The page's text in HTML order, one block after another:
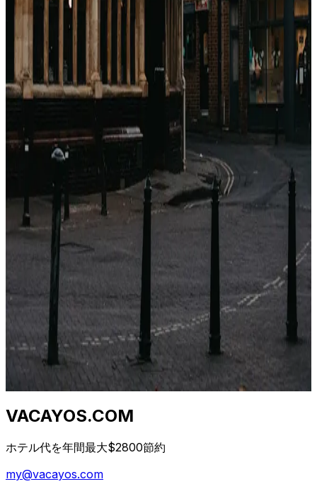
Come guadagnano le OTA con gli hotel?
(Breakdown completo delle commissioni)
Booking.com, Expedia, Agoda — sembrano motori di
sconti. Sono motori di commissioni. Ecco esattamente
quanto prendono, a chi e perché.
Perché i prezzi degli hotel sono diversi su ogni
sito? (Non è casuale)
Stesso hotel, stesse date, cinque prezzi diversi. Non è
un bug. È un'architettura di distribuzione di 40 anni.
Ecco cosa sta succedendo.
2026年4月23日
Qual è il momento migliore per prenotare un
hotel? (Dati da 1,2 M di tariffe)
I consigli "prenota presto" e "prenota tardi" sono
entrambi sbagliati. La vera risposta dipende da classe di
hotel, destinazione e giorno della settimana. Ecco la
curva.
2026年4月23日
VACAYOS.COM
ホテル代を年間最大$2800節約
my@vacayos.com